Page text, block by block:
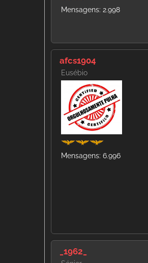
Mensagens: 2.998
afcs1904
Eusébio
Mensagens: 6.996
_1962_